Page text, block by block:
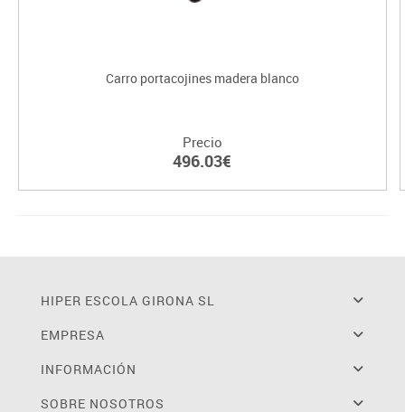
Carro portacojines madera blanco
Precio
496.03€
HIPER ESCOLA GIRONA SL
EMPRESA
INFORMACIÓN
SOBRE NOSOTROS